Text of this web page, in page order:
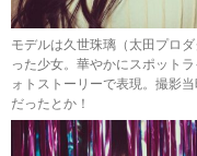
モデルは久世珠璃（太田プロ
った少女。華やかにスポット
ォトストーリーで表現。撮影
だったとか！